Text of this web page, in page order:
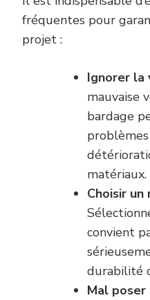
fréquentes pour
projet :
Ignorer
mauvaise
bardage
matériaux.
Choisir
convient
durabilité
Mal